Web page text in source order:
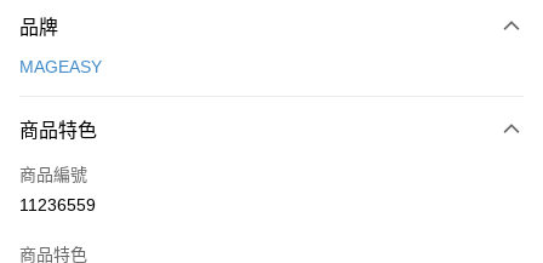
信用卡一次付款
LINE Pay
Apple Pay
品牌
MAGEASY
商品特色
商品編號
11236559
商品特色